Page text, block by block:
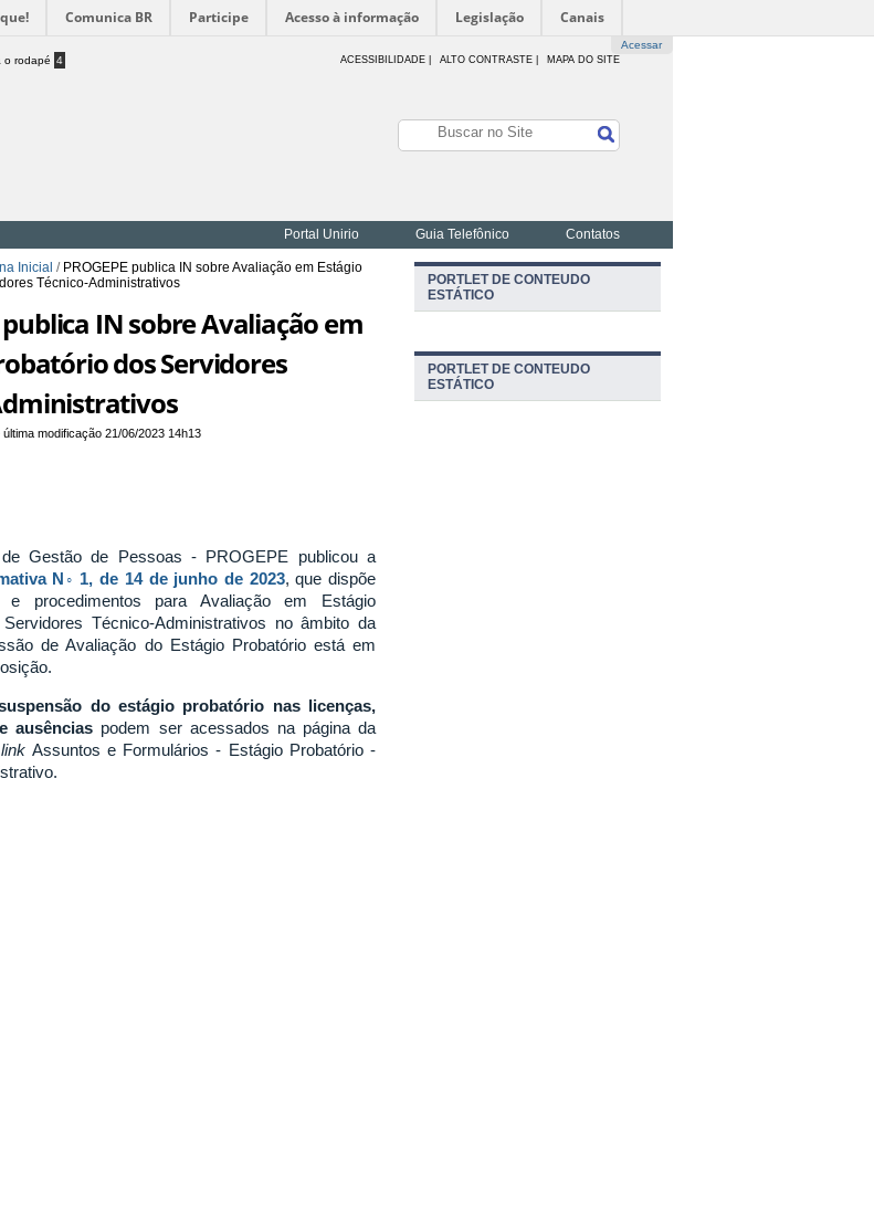
Comunica BR Participe Acesso à informação Legislação Canais
Acessar
o rodapé 4 ACESSIBILIDADE ALTO CONTRASTE | MAPA DO SITE
Portal Unirio Guia Telefônico Contatos
Inicial / PROGEPE publica IN sobre Avaliação em Estágio
Técnico-Administrativos
publica IN sobre Avaliação em
dos Servidores
última modificação 21/06/2023 14h13
Gestão de Pessoas - PROGEPE publicou a
N◦ 1, de 14 de junho de 2023, que dispõe
e procedimentos para Avaliação em Estágio
Técnico-Administrativos no âmbito da
de Avaliação do Estágio Probatório está em
doestágio probatório nas licenças,
ausências podem ser acessados na página da
link Assuntos e Formulários - Estágio Probatório -
PORTLET DE CONTEUDO
ESTÁTICO
PORTLET DE CONTEUDO
ESTÁTICO